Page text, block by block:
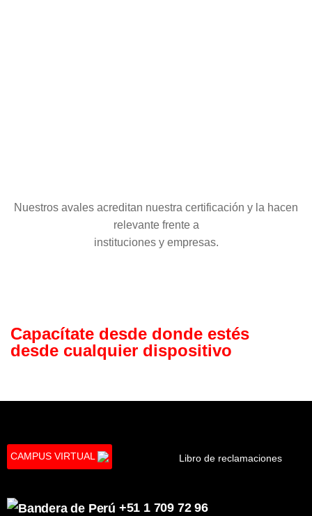
Nuestros avales acreditan nuestra certificación y la hacen
relevante frente a
instituciones y empresas.
Capacítate desde donde estés
desde cualquier dispositivo
CAMPUS VIRTUAL Libro de reclamaciones
+51 1 709 72 96